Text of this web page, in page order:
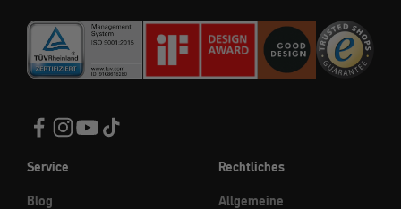
Service
Blog
Rechtliches
Allgemeine